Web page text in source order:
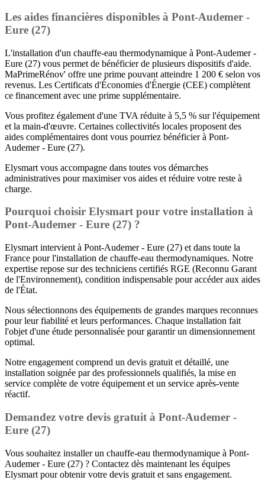
Les aides financières disponibles à Pont-Audemer -
Eure (27)
L'installation d'un chauffe-eau thermodynamique à Pont-Audemer -
Eure (27) vous permet de bénéficier de plusieurs dispositifs d'aide.
MaPrimeRénov' offre une prime pouvant atteindre 1 200 € selon vos
revenus. Les Certificats d'Économies d'Énergie (CEE) complètent
ce financement avec une prime supplémentaire.
Vous profitez également d'une TVA réduite à 5,5 % sur l'équipement
et la main-d'œuvre. Certaines collectivités locales proposent des
aides complémentaires dont vous pourriez bénéficier à Pont-
Audemer - Eure (27).
Elysmart vous accompagne dans toutes vos démarches
administratives pour maximiser vos aides et réduire votre reste à
charge.
Pourquoi choisir Elysmart pour votre installation à
Pont-Audemer - Eure (27) ?
Elysmart intervient à Pont-Audemer - Eure (27) et dans toute la
France pour l'installation de chauffe-eau thermodynamiques. Notre
expertise repose sur des techniciens certifiés RGE (Reconnu Garant
de l'Environnement), condition indispensable pour accéder aux aides
de l'État.
Nous sélectionnons des équipements de grandes marques reconnues
pour leur fiabilité et leurs performances. Chaque installation fait
l'objet d'une étude personnalisée pour garantir un dimensionnement
optimal.
Notre engagement comprend un devis gratuit et détaillé, une
installation soignée par des professionnels qualifiés, la mise en
service complète de votre équipement et un service après-vente
réactif.
Demandez votre devis gratuit à Pont-Audemer -
Eure (27)
Vous souhaitez installer un chauffe-eau thermodynamique à Pont-
Audemer - Eure (27) ? Contactez dès maintenant les équipes
Elysmart pour obtenir votre devis gratuit et sans engagement.